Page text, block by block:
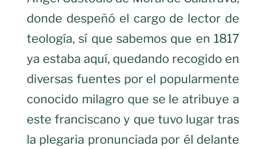
donde despeñó el cargo de lector de
teología, sí que sabemos que en 1817
ya estaba aquí, quedando recogido en
diversas fuentes por el popularmente
conocido milagro que se le atribuye a
este franciscano y que tuvo lugar tras
la plegaria pronunciada por él delante